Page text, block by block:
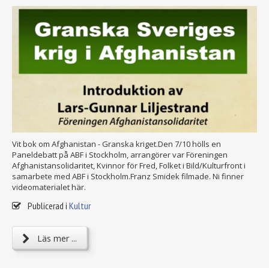
Vit bok om Afghanistan - Granska kriget.Den 7/10 hölls en
Paneldebatt på ABF i Stockholm, arrangörer var Föreningen
Afghanistansolidaritet, Kvinnor för Fred, Folket i Bild/Kulturfront i
samarbete med ABF i Stockholm.Franz Smidek filmade. Ni finner
videomaterialet här.
Publicerad i Kultur
Läs mer ...